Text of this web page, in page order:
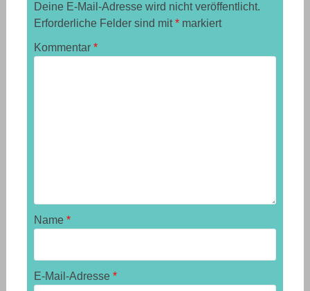
Deine E-Mail-Adresse wird nicht veröffentlicht.
Erforderliche Felder sind mit*markiert
Kommentar *
Name *
E-Mail-Adresse *